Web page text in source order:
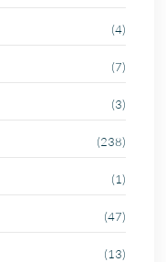
(4)
(7)
(3)
(238)
(1)
(47)
(13)